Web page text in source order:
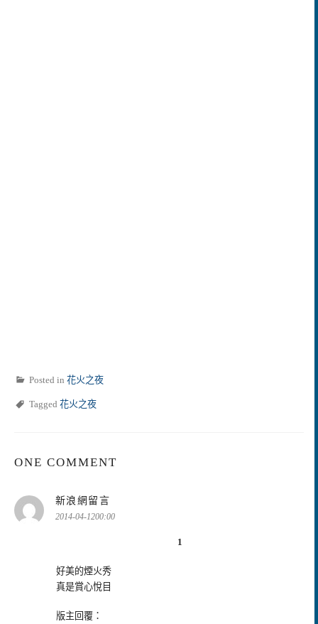
Posted in 花火之夜
Tagged 花火之夜
ONE COMMENT
新浪網留言
示:
2014-04-1200:00
1
好美的煙火秀
真是賞心悅目
版主回覆：